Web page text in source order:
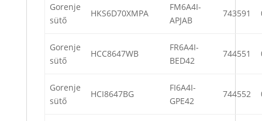
Gorenje
sütő
HKS6D70XMPA
FM6A4I-
APJAB
743591
Gorenje
sütő
HCC8647WB
FR6A4I-
BED42
744551
Gorenje
sütő
HCI8647BG
FI6A4I-
GPE42
744552